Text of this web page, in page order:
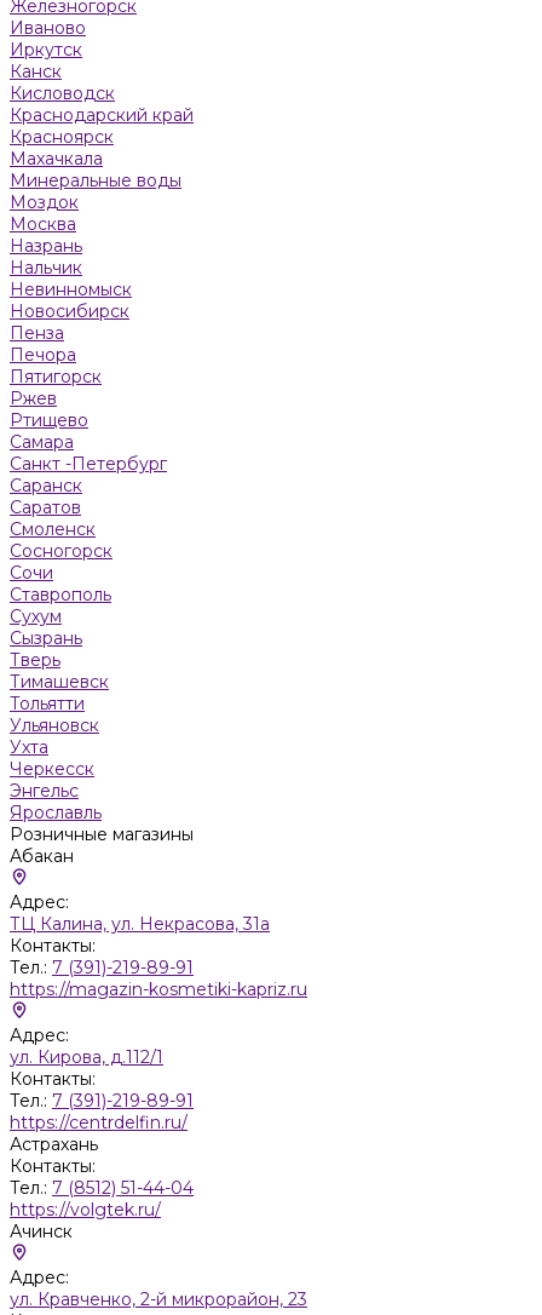
Железногорск
Иваново
Иркутск
Канск
Кисловодск
Краснодарский край
Красноярск
Махачкала
Минеральные воды
Моздок
Москва
Назрань
Нальчик
Невинномыск
Новосибирск
Пенза
Печора
Пятигорск
Ржев
Ртищево
Самара
Санкт -Петербург
Саранск
Саратов
Смоленск
Сосногорск
Сочи
Ставрополь
Сухум
Сызрань
Тверь
Тимашевск
Тольятти
Ульяновск
Ухта
Черкесск
Энгельс
Ярославль
Розничные магазины
Абакан
Адрес:
ТЦ Калина, ул. Некрасова, 31а
Контакты:
Тел.: 7 (391)-219-89-91
https://magazin-kosmetiki-kapriz.ru
Адрес:
ул. Кирова, д.112/1
Контакты:
Тел.: 7 (391)-219-89-91
https://centrdelfin.ru/
Астрахань
Контакты:
Тел.: 7 (8512) 51-44-04
https://volgtek.ru/
Ачинск
Адрес:
ул. Кравченко, 2-й микрорайон, 23